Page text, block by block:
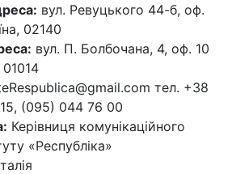
вул. Ревуцького 44-б, оф.
02140
вул. П. Болбочана, 4, оф. 10
01014
тел. +38
(095) 044 76 00
Керівниця комунікаційного
«Республіка»